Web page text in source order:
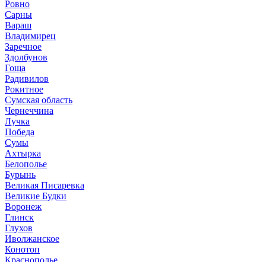
Ровно
Сарны
Вараш
Владимирец
Заречное
Здолбунов
Гоща
Радивилов
Рокитное
Сумская область
Чернеччина
Лучка
Победа
Сумы
Ахтырка
Белополье
Бурынь
Великая Писаревка
Великие Будки
Воронеж
Глинск
Глухов
Иволжанское
Конотоп
Краснополье